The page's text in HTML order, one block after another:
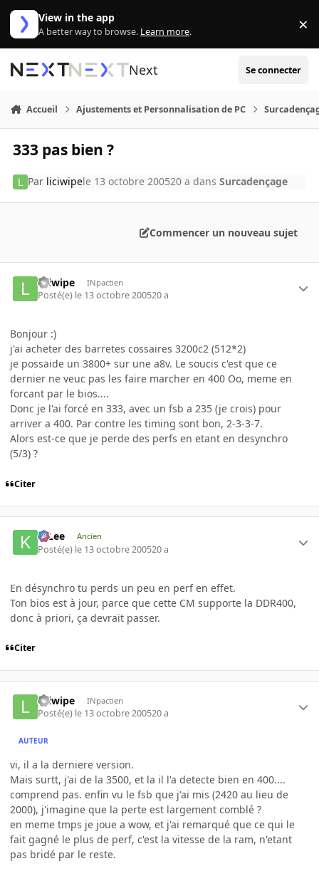
Aller au contenu
View in the app
A better way to browse. Learn more. ×
Next Se connecter
Accueil Ajustements et Personnalisation de PC
333 pas bien ?
Par liciwipele 13 octobre 200520 a dansSurcadençage
Commencer un nouveau sujet
liciwipe INpactien
Posté(e) le 13 octobre 200520 a
Bonjour :)
j'ai acheter des barretes cossaires 3200c2 (512*2)
je possaide un 3800+ sur une a8v. Le soucis c'est que ce
dernier ne veuc pas les faire marcher en 400 Oo, meme en
forcant par le bios....
Donc je l'ai forcé en 333, avec un fsb a 235 (je crois) pour
arriver a 400. Par contre les timing sont bon, 2-3-3-7.
Alors est-ce que je perde des perfs en etant en desynchro
(5/3) ?
Citer
K-Lee Ancien
Posté(e) le 13 octobre 200520 a
En désynchro tu perds un peu en perf en effet.
Ton bios est à jour, parce que cette CM supporte la DDR400,
donc à priori, ça devrait passer.
Citer
liciwipe INpactien
Posté(e) le 13 octobre 200520 a
AUTEUR
vi, il a la derniere version.
Mais surtt, j'ai de la 3500, et la il l'a detecte bien en 400....
comprend pas. enfin vu le fsb que j'ai mis (2420 au lieu de
2000), j'imagine que la perte est largement comblé ?
en meme tmps je joue a wow, et j'ai remarqué que ce qui le
fait gagné le plus de perf, c'est la vitesse de la ram, n'etant
pas bridé par le reste.